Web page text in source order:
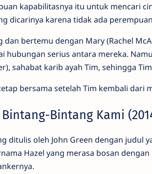
kapabilitasnya itu untuk mencari
dicarinya karena tidak ada
dan bertemu dengan Mary (Rachel
hubungan serius antara mereka.
sahabat karib ayah Tim, sehingga
bersama setelah Tim kembali dari
Bintang Kami
ditulis oleh John Green dengan judul
Hazel yang merasa bosan